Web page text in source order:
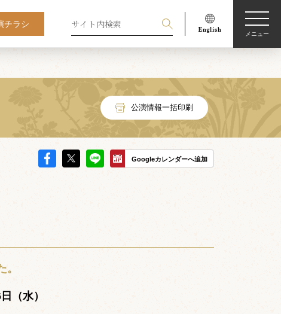
チラシ
メニュー
公演情報一括印刷
Googleカレンダーへ追加
（水）